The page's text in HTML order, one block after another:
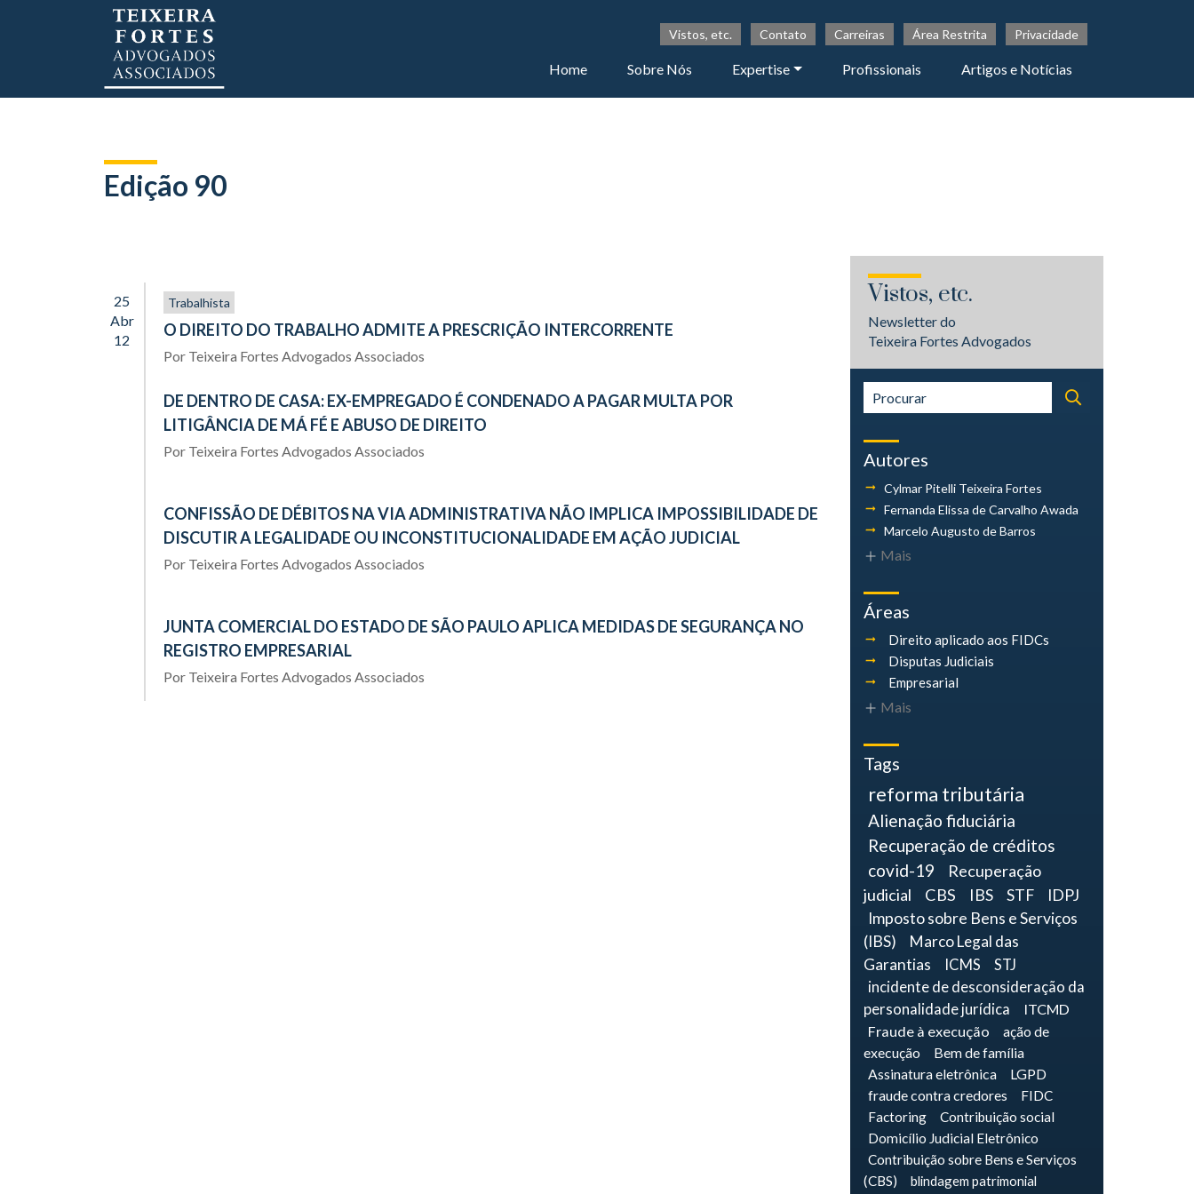
Vistos, etc. Contato Carreiras Área Restrita Privacidade
Home Sobre Nós Expertise Profissionais Artigos e Notícias
Edição 90
25
Abr
12
Trabalhista
O DIREITO DO TRABALHO ADMITE A PRESCRIÇÃO INTERCORRENTE
Por Teixeira Fortes Advogados Associados
DE DENTRO DE CASA: EX-EMPREGADO É CONDENADO A PAGAR MULTA POR
LITIGÂNCIA DE MÁ FÉ E ABUSO DE DIREITO
Por Teixeira Fortes Advogados Associados
CONFISSÃO DE DÉBITOS NA VIA ADMINISTRATIVA NÃO IMPLICA IMPOSSIBILIDADE DE
DISCUTIR A LEGALIDADE OU INCONSTITUCIONALIDADE EM AÇÃO JUDICIAL
Por Teixeira Fortes Advogados Associados
JUNTA COMERCIAL DO ESTADO DE SÃO PAULO APLICA MEDIDAS DE SEGURANÇA NO
REGISTRO EMPRESARIAL
Por Teixeira Fortes Advogados Associados
Vistos, etc.
Newsletter do
Teixeira Fortes Advogados
Autores
Cylmar Pitelli Teixeira Fortes
Fernanda Elissa de Carvalho Awada
Marcelo Augusto de Barros
Mais
Áreas
Direito aplicado aos FIDCs
Disputas Judiciais
Empresarial
Mais
Tags
reforma tributária
Alienação fiduciária
Recuperação de créditos
covid-19
Recuperação
judicial
CBS IBS STF
IDPJ
Imposto sobre Bens e Serviços
(IBS)
Marco Legal das
Garantias
ICMS
STJ
incidente de desconsideração da
personalidade jurídica
ITCMD
Fraude à execução
ação de
execução
Bem de família
Assinatura eletrônica
LGPD
fraude contra credores
FIDC
Factoring
Contribuição social
Domicílio Judicial Eletrônico
Contribuição sobre Bens e Serviços
(CBS)
blindagem patrimonial